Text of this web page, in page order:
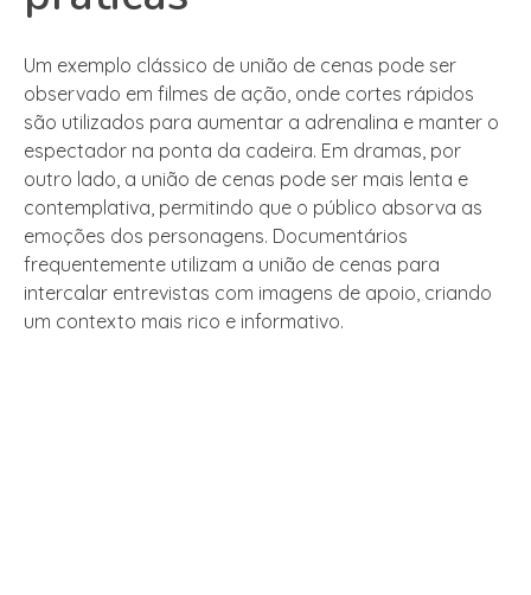
Um exemplo clássico de união de cenas pode ser
observado em filmes de ação, onde cortes rápidos
são utilizados para aumentar a adrenalina e manter o
espectador na ponta da cadeira. Em dramas, por
outro lado, a união de cenas pode ser mais lenta e
contemplativa, permitindo que o público absorva as
emoções dos personagens. Documentários
frequentemente utilizam a união de cenas para
intercalar entrevistas com imagens de apoio, criando
um contexto mais rico e informativo.